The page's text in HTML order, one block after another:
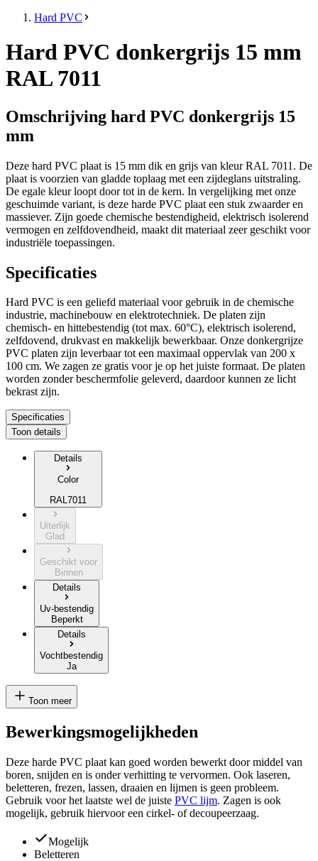
Hard PVC
Hard PVC donkergrijs 15 mm
RAL 7011
Omschrijving hard PVC donkergrijs 15
mm
Deze hard PVC plaat is 15 mm dik en grijs van kleur RAL 7011 . De
plaat is voorzien van gladde toplaag met een zijdeglans uitstraling.
De egale kleur loopt door tot in de kern. In vergelijking met onze
geschuimde variant, is deze harde PVC plaat een stuk zwaarder en
massiever. Zijn goede chemische bestendigheid, elektrisch isolerend
vermogen en zelfdovendheid, maakt dit materiaal zeer geschikt voor
industriële toepassingen.
Specificaties
Hard PVC is een geliefd materiaal voor gebruik in de chemische
industrie, machinebouw en elektrotechniek. De platen zijn
chemisch- en hittebestendig (tot max. 60°C), elektrisch isolerend,
zelfdovend, drukvast en makkelijk bewerkbaar. Onze donkergrijze
PVC platen zijn leverbaar tot een maximaal oppervlak van 200 x
100 cm. We zagen ze gratis voor je op het juiste formaat. De platen
worden zonder beschermfolie geleverd, daardoor kunnen ze licht
bekrast zijn.
Specificaties
Toon details
Details
Color
RAL7011
Uiterlijk
Glad
Geschikt voor
Binnen
Details
Uv-bestendig
Beperkt
Details
Vochtbestendig
Ja
Toon meer
Bewerkingsmogelijkheden
Deze harde PVC plaat kan goed worden bewerkt door middel van
boren, snijden en is onder verhitting te vervormen. Ook laseren,
beletteren, frezen, lassen, draaien en lijmen is geen probleem.
Gebruik voor het laatste wel de juiste PVC lijm. Zagen is ook
mogelijk, gebruik hiervoor een cirkel- of decoupeerzaag.
Mogelijk
Beletteren